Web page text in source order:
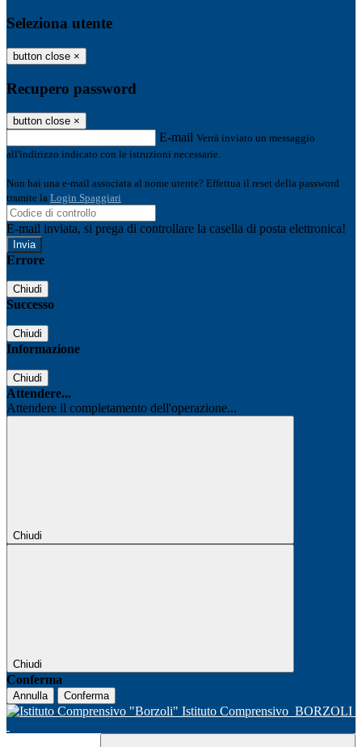
Seleziona utente
button close ×
Recupero password
button close ×
E-mail Verrà inviato un messaggio
all'indirizzo indicato con le istruzioni necessarie.
Non hai una e-mail associata al nome utente? Effettua il reset della password
tramite la Login Spaggiari
E-mail inviata, si prega di controllare la casella di posta elettronica!
Errore
Chiudi
Successo
Chiudi
Informazione
Chiudi
Attendere...
Attendere il completamento dell'operazione...
Chiudi
Chiudi
Conferma
Annulla Conferma
Istituto Comprensivo BORZOLI